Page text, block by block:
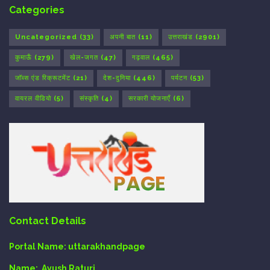
Categories
Uncategorized (33) अपनी बात (11) उत्तराखंड (2901)
कुमाऊँ (279) खेल-जगत (47) गढ़वाल (465)
जॉब्स एंड रिक्रूटमेंट (21) देश-दुनिया (446) पर्यटन (53)
वायरल वीडियो (5) संस्कृति (4) सरकारी योजनाएँ (6)
Contact Details
Portal Name: uttarakhandpage
Name: Ayush Raturi